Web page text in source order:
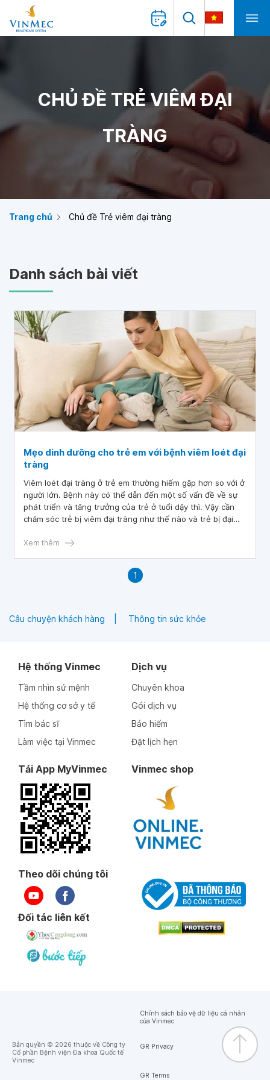
CHỦ ĐỀ TRẺ VIÊM ĐẠI
TRÀNG
Trang chủ Chủ đề Trẻ viêm đại tràng
Danh sách bài viết
Mẹo dinh dưỡng cho trẻ em với bệnh viêm loét đại
tràng
Viêm loét đại tràng ở trẻ em thường hiếm gặp hơn so với ở
người lớn. Bệnh này có thể dẫn đến một số vấn đề về sự
phát triển và tăng trưởng của trẻ ở tuổi dậy thì. Vậy cần
chăm sóc trẻ bị viêm đại tràng như thế nào và trẻ bị đại
dinh dưỡng cho trẻ em với bệnh viêm loét đại tràng ở trẻ
Xem thêm
1
Câu chuyện khách hàng Thông tin sức khỏe
Hệ thống Vinmec
Tầm nhìn sứ mệnh
Hệ thống cơ sở y tế
Tìm bác sĩ
Làm việc tại Vinmec
Dịch vụ
Chuyên khoa
Gói dịch vụ
Bảo hiểm
Đặt lịch hẹn
Tải App MyVinmec Vinmec shop
Theo dõi chúng tôi
Đối tác liên kết
Bản quyền © 2026 thuộc về Công ty
Cổ phần Bệnh viện Đa khoa Quốc tế
Vinmec
Chính sách bảo vệ dữ liệu cá nhân
của Vinmec
GR Privacy
GR Terms